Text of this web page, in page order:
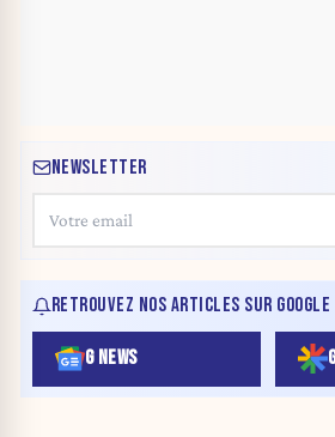
NEWSLETTER
RETROUVEZ NOS ARTICLES SUR GOOGLE
G NEWS